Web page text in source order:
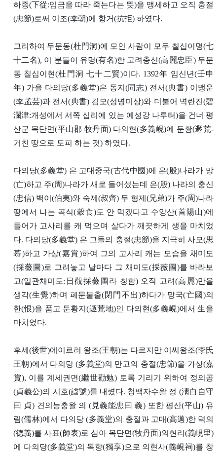
하종(下從:임금을 따라 죽는다는 뜻)을 맹세하고 오직 충절
(忠節)로써 이조(李朝)에 항거(抗拒) 하였다.
그리하여 두문동(杜門洞)에 모인 사람이 모두 칠십이명(七
十二名), 이 분들이 유명(有名)한 고려충신(高麗忠臣) 두문
동 칠십이현(杜門洞 七十二賢)이다. 1392年 임신년(壬申
年) 가을 다의당(多義堂)은 동지(同志) 전서(典書) 이맹운
(李孟芸)과 전서(典書) 김모(성명미상)와 더불어 벽란진(碧
瀾津:개성에서 서쪽 십리에 있는 예성강 나루터)을 건너 평
산군 목단면(平山郡 牧丹面) 다의현(多義峴)에 둔황(遯荒-
거친 땅으로 도피 하는 것) 하였다.
다의당(多義堂) 은 고대중국(古代中國)에 은(殷)나라가 망
(亡)하고 주(周)나라가 새로 들어섰는데 은(殷) 나라의 충신
(忠信) 백이(伯夷)와 숙제(叔齊) 두 형제(兄弟)가 주(周)나라
땅에서 나는 곡식(穀食)도 안 먹겠다고 수양산(首陽山)에
들어가 고사리를 캐 먹으며 살다가 깨끗하게 생을 마치었
다. 다의당(多義堂) 은 그들의 충절(忠節)을 지극히 사모(思
慕)하고 가상(嘉賞)하여 그의 고사리 캐는 모습을 채미도
(採薇圖)로 그려놓고 날마다 그 채미도(採薇圖)를 바라보
고(일관채미도:日觀採薇圖라 칭함) 오직 고려(高麗)만을
생각(生覺)하며 폐문불출(閉門不出)하다가 망국(亡國)의
한(恨)을 품고 둔황지(遯荒地)인 다의현(多義峴)에서 生을
마치었다.
후세(後世)에이르러 왕조(王朝)는 다르지만 이씨왕조(李氏
王朝)에서 다의당 (多義堂)의 만고의 충절(忠節)을 가상(嘉
賞), 이를 계세권면(繼世勸勉) 토록 기리기 위하여 정의공
(貞義公)의 시호(諡號)를 내렸다. 청백자수왈 정 (淸白自守
曰 貞) 견의능충왈 의 (見義能忠曰 義) 또한 평산(平山) 유
림(儒林)에서 다의당 (多義堂)의 충절과 고매(高邁)한 덕의
(德義)를 사표(師表)로 삼아 목단면(牧丹面)의현리(義峴里)
에 다의당(多義堂)의 독향(獨享)으로 의현사(義峴祠)를 창